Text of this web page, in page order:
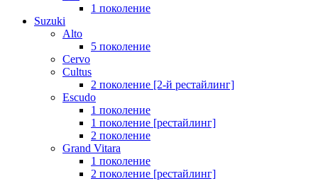
1 поколение
Suzuki
Alto
5 поколение
Cervo
Cultus
2 поколение [2-й рестайлинг]
Escudo
1 поколение
1 поколение [рестайлинг]
2 поколение
Grand Vitara
1 поколение
2 поколение [рестайлинг]